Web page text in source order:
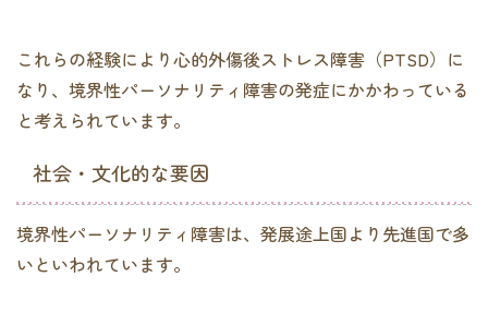
これらの経験により心的外傷後ストレス障害（PTSD）に
なり、境界性パーソナリティ障害の発症にかかわっている
と考えられています。
社会・文化的な要因
境界性パーソナリティ障害は、発展途上国より先進国で多
いといわれています。